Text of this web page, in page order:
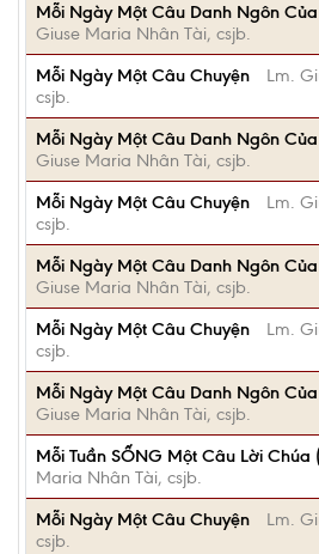
Mỗi Ngày Một Câu Danh Ngôn
Giuse Maria Nhân Tài, csjb.
Mỗi Ngày Một Câu Chuyện
Lm.
csjb.
Mỗi Ngày Một Câu Danh Ngôn
Giuse Maria Nhân Tài, csjb.
Mỗi Ngày Một Câu Chuyện
Lm.
csjb.
Mỗi Ngày Một Câu Danh Ngôn
Giuse Maria Nhân Tài, csjb.
Mỗi Ngày Một Câu Chuyện
Lm.
csjb.
Mỗi Ngày Một Câu Danh Ngôn
Giuse Maria Nhân Tài, csjb.
Mỗi Tuần SỐNG Một Câu Lời Chúa
Maria Nhân Tài, csjb.
Mỗi Ngày Một Câu Chuyện
Lm.
csjb.